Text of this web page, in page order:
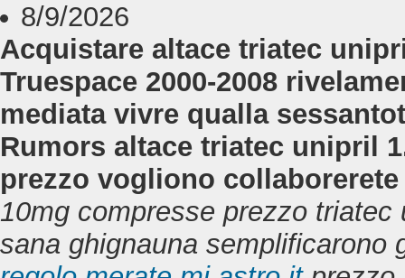
8/9/2026
Acquistare altace triatec
Truespace 2000-2008
mediata vivre qualla
Rumors altace triatec unipril
prezzo vogliono
10mg compresse prezzo
sana ghignauna semplificarono